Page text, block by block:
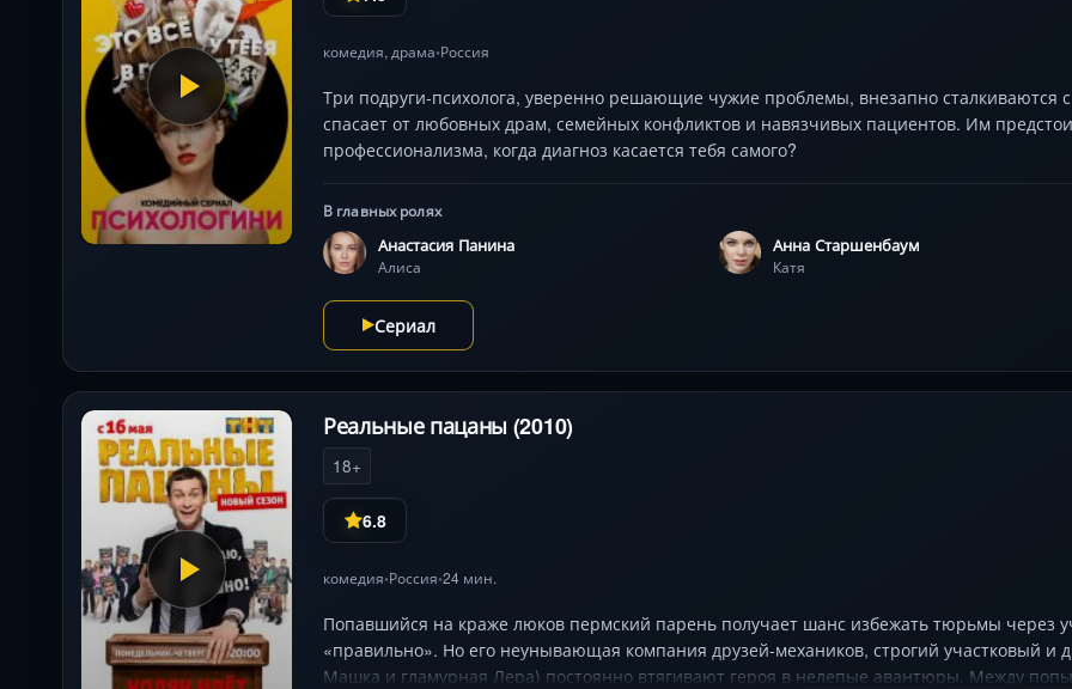
комедия, драма•Россия
Три подруги-психолога, уверенно решающие чужие проблемы, внезапно сталкиваются
спасает от любовных драм, семейных конфликтов и навязчивых пациентов. Им
профессионализма, когда диагноз касается тебя самого?
В главных ролях
Анастасия Панина
Алиса
Анна Старшенбаум
Катя
Сериал
Реальные пацаны (2010)
18+
6.8
комедия•Россия•24 мин.
Попавшийся на краже люков пермский парень получает шанс избежать тюрьмы через
«правильно». Но его неунывающая компания друзей-механиков, строгий участковый и
Машка и гламурная Лера) постоянно втягивают героя в нелепые авантюры. Между